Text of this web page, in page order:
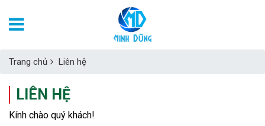
Trang chủ Liên hệ
LIÊN HỆ
Kính chào quý khách!